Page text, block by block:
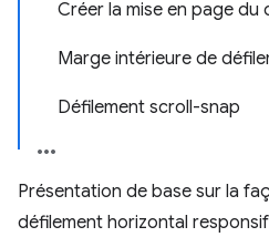
Créer la mise en page du
Marge intérieure de
Défilement scroll-snap
Présentation de base sur la
défilement horizontal